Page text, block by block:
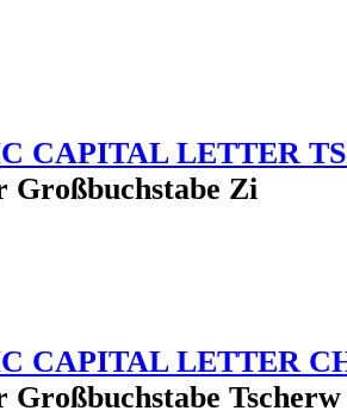
CAPITAL LETTER
Großbuchstabe Zi
CAPITAL LETTER
Großbuchstabe Tscherw